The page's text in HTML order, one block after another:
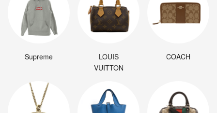
Supreme
LOUIS
VUITTON
COACH